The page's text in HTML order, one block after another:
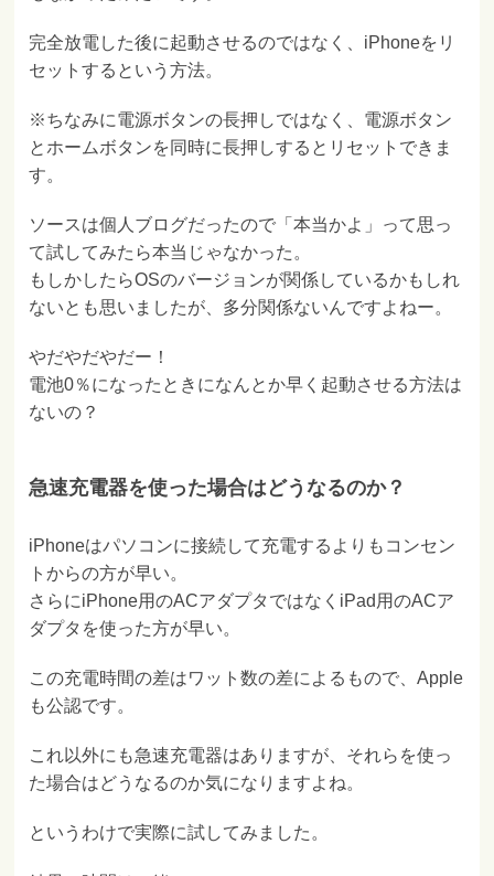
完全放電した後に起動させるのではなく、iPhoneをリ
セットするという方法。
※ちなみに電源ボタンの長押しではなく、電源ボタン
とホームボタンを同時に長押しするとリセットできま
す。
ソースは個人ブログだったので「本当かよ」って思っ
て試してみたら本当じゃなかった。
もしかしたらOSのバージョンが関係しているかもしれ
ないとも思いましたが、多分関係ないんですよねー。
やだやだやだー！
電池0％になったときになんとか早く起動させる方法は
ないの？
急速充電器を使った場合はどうなるのか？
iPhoneはパソコンに接続して充電するよりもコンセン
トからの方が早い。
さらにiPhone用のACアダプタではなくiPad用のACア
ダプタを使った方が早い。
この充電時間の差はワット数の差によるもので、Apple
も公認です。
これ以外にも急速充電器はありますが、それらを使っ
た場合はどうなるのか気になりますよね。
というわけで実際に試してみました。